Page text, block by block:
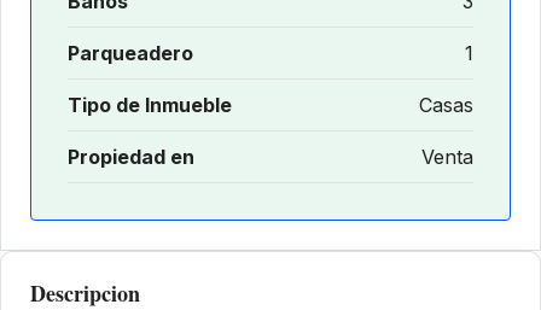
Parqueadero 1
Tipo de Inmueble Casas
Propiedad en Venta
Descripcion